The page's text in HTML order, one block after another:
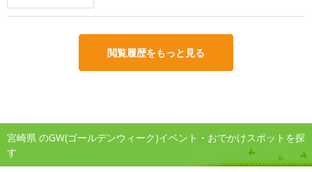
閲覧履歴をもっと見る
宮崎県 のGW(ゴールデンウィーク)イベント・おでかけスポットを探
す